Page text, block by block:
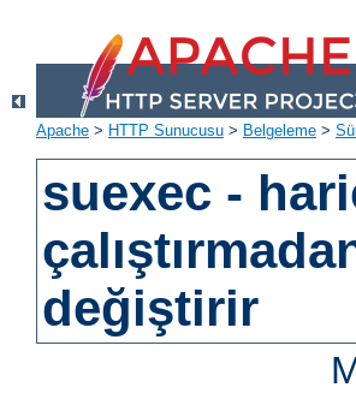
Apache > HTTP Sunucusu > Belgeleme >
suexec -
değiştirir